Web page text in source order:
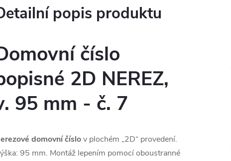
popis produktu
číslo
2D NEREZ,
95 mm - č. 7
domovní číslov plochém „2D“ provedení.
95 mm. Montáž lepením pomocí oboustranné